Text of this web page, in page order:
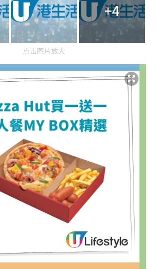
+4
点击图片放大